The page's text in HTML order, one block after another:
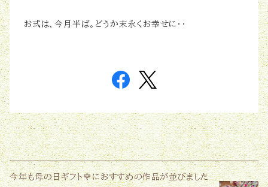
お式は、今月半ば。どうか末永くお幸せに・・
今年も母の日ギフト🌹におすすめの作品が並びました